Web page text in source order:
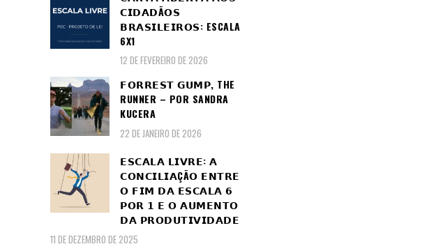
𝗖𝗜𝗗𝗔𝗗Ã𝗢𝗦
𝗕𝗥𝗔𝗦𝗜𝗟𝗘𝗜𝗥𝗢𝗦: ESCALA
6X1
12 DE FEVEREIRO DE 2026
𝗙𝗢𝗥𝗥𝗘𝗦𝗧 𝗚𝗨𝗠𝗣, THE
RUNNER – POR SANDRA
KUCERA
22 DE JANEIRO DE 2026
𝗘𝗦𝗖𝗔𝗟𝗔 𝗟𝗜𝗩𝗥𝗘: 𝗔
𝗖𝗢𝗡𝗖𝗜𝗟𝗜𝗔ÇÃ𝗢 𝗘𝗡𝗧𝗥𝗘
𝗢 𝗙𝗜𝗠 𝗗𝗔 𝗘𝗦𝗖𝗔𝗟𝗔 𝟲
𝗣𝗢𝗥 𝟭 𝗘 𝗢 𝗔𝗨𝗠𝗘𝗡𝗧𝗢
𝗗𝗔 𝗣𝗥𝗢𝗗𝗨𝗧𝗜𝗩𝗜𝗗𝗔𝗗𝗘
11 DE DEZEMBRO DE 2025